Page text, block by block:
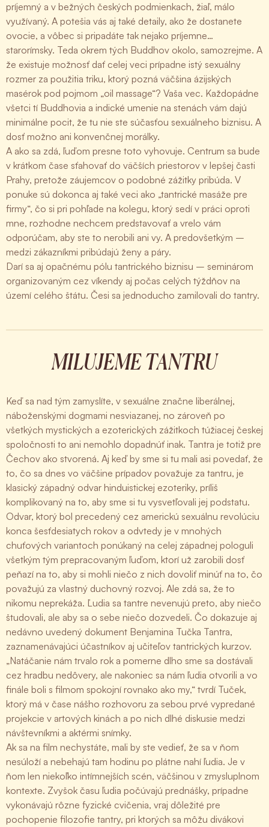
príjemný a v bežných českých podmienkach, žiaľ, málo
využívaný. A potešia vás aj také detaily, ako že dostanete
ovocie, a vôbec si pripadáte tak nejako príjemne…
starorímsky. Teda okrem tých Buddhov okolo, samozrejme. A
že existuje možnosť dať celej veci prípadne istý sexuálny
rozmer za použitia triku, ktorý pozná väčšina ázijských
masérok pod pojmom „oil massage“? Vaša vec. Každopádne
všetci tí Buddhovia a indické umenie na stenách vám dajú
minimálne pocit, že tu nie ste súčasťou sexuálneho biznisu. A
dosť možno ani konvenčnej morálky.
A ako sa zdá, ľuďom presne toto vyhovuje. Centrum sa bude
v krátkom čase sťahovať do väčších priestorov v lepšej časti
Prahy, pretože záujemcov o podobné zážitky pribúda. V
ponuke sú dokonca aj také veci ako „tantrické masáže pre
firmy“, čo si pri pohľade na kolegu, ktorý sedí v práci oproti
mne, rozhodne nechcem predstavovať a vrelo vám
odporúčam, aby ste to nerobili ani vy. A predovšetkým –
medzi zákazníkmi pribúdajú ženy a páry.
Darí sa aj opačnému pólu tantrického biznisu – seminárom
organizovaným cez víkendy aj počas celých týždňov na
území celého štátu. Česi sa jednoducho zamilovali do tantry.
MILUJEME TANTRU
Keď sa nad tým zamyslíte, v sexuálne značne liberálnej,
náboženskými dogmami nesviazanej, no zároveň po
všetkých mystických a ezoterických zážitkoch túžiacej českej
spoločnosti to ani nemohlo dopadnúť inak. Tantra je totiž pre
Čechov ako stvorená. Aj keď by sme si tu mali asi povedať, že
to, čo sa dnes vo väčšine prípadov považuje za tantru, je
klasický západný odvar hinduistickej ezoteriky, príliš
komplikovaný na to, aby sme si tu vysvetľovali jej podstatu.
Odvar, ktorý bol precedený cez americkú sexuálnu revolúciu
konca šesťdesiatych rokov a odvtedy je v mnohých
chuťových variantoch ponúkaný na celej západnej pologuli
všetkým tým prepracovaným ľuďom, ktorí už zarobili dosť
peňazí na to, aby si mohli niečo z nich dovoliť minúť na to, čo
považujú za vlastný duchovný rozvoj. Ale zdá sa, že to
nikomu neprekáža. Ľudia sa tantre nevenujú preto, aby niečo
študovali, ale aby sa o sebe niečo dozvedeli. Čo dokazuje aj
nedávno uvedený dokument Benjamina Tučka Tantra,
zaznamenávajúci účastníkov aj učiteľov tantrických kurzov.
„Natáčanie nám trvalo rok a pomerne dlho sme sa dostávali
cez hradbu nedôvery, ale nakoniec sa nám ľudia otvorili a vo
finále boli s filmom spokojní rovnako ako my,“ tvrdí Tuček,
ktorý má v čase nášho rozhovoru za sebou prvé vypredané
projekcie v artových kinách a po nich dlhé diskusie medzi
návštevníkmi a aktérmi snímky.
Ak sa na film nechystáte, mali by ste vedieť, že sa v ňom
nesúloží a nebehajú tam hodinu po plátne nahí ľudia. Je v
ňom len niekoľko intímnejších scén, väčšinou v zmysluplnom
kontexte. Zvyšok času ľudia počúvajú prednášky, prípadne
vykonávajú rôzne fyzické cvičenia, vraj dôležité pre
pochopenie filozofie tantry, pri ktorých sa môžu divákovi